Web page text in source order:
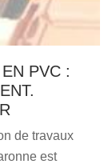
PVC :
de travaux
est